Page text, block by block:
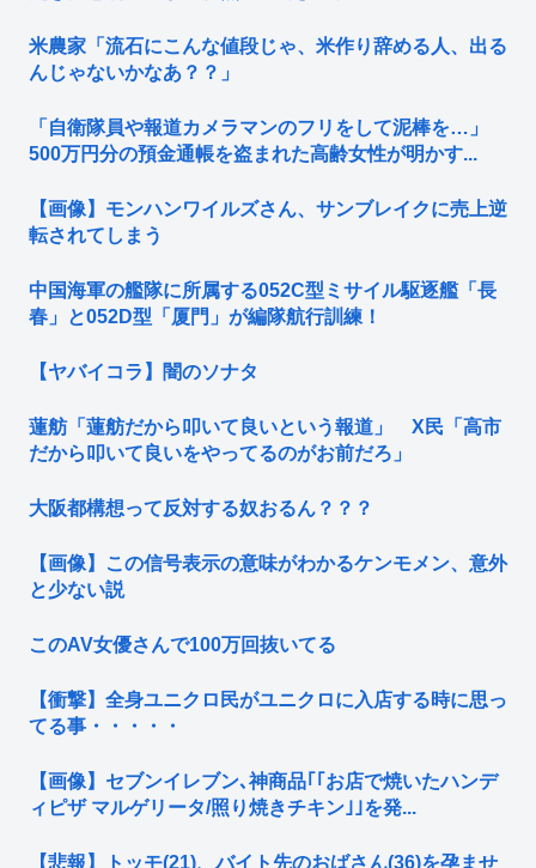
米農家「流石にこんな値段じゃ、米作り辞める人、出る
んじゃないかなあ？？」
「自衛隊員や報道カメラマンのフリをして泥棒を…」
500万円分の預金通帳を盗まれた高齢女性が明かす...
【画像】モンハンワイルズさん、サンブレイクに売上逆
転されてしまう
中国海軍の艦隊に所属する052C型ミサイル駆逐艦「長
春」と052D型「厦門」が編隊航行訓練！
【ヤバイコラ】闇のソナタ
蓮舫「蓮舫だから叩いて良いという報道」 X民「高市
だから叩いて良いをやってるのがお前だろ」
大阪都構想って反対する奴おるん？？？
【画像】この信号表示の意味がわかるケンモメン、意外
と少ない説
このAV女優さんで100万回抜いてる
【衝撃】全身ユニクロ民がユニクロに入店する時に思っ
てる事・・・・・
【画像】セブンイレブン､神商品｢｢お店で焼いたハンデ
ィピザ マルゲリータ/照り焼きチキン｣｣を発...
【悲報】トッモ(21)、バイト先のおばさん(36)を孕ませ